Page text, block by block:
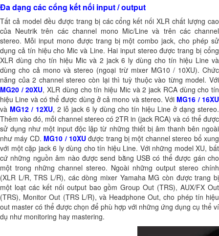
Đa dạng các cổng kết nối input / output
Tất cả model đều được trang bị các cổng kết nối XLR chất lượng cao
của Neutrik trên các channel mono Mic/Line và trên các channel
stereo. Mỗi input mono được trang bị một combo jack, cho phép sử
dụng cả tín hiệu cho Mic và Line. Hai input stereo được trang bị cổng
XLR dùng cho tín hiệu Mic và 2 jack 6 ly dùng cho tín hiệu Line và
dùng cho cả mono và stereo (ngoại trừ mixer MG10 / 10XU). Chức
năng của 2 channel stereo còn lại thì tuỳ thuộc vào từng model. Với
MG20 / 20XU, XLR dùng cho tín hiệu Mic và 2 jack RCA dùng cho tín
hiệu Line và có thể được dùng ở cả mono và stereo. Với MG16 / 16XU
và MG12 / 12XU, 2 lỗ jack 6 ly dùng cho tín hiệu Line ở dạng stereo.
Thêm vào đó, mỗi channel stereo có 2TR in (jack RCA) và có thể được
sử dụng như một input độc lập từ những thiết bị âm thanh bên ngoài
như máy CD. MG10 / 10XUđược trang bị một channel stereo bổ xung
với một cặp jack 6 ly dùng cho tín hiệu Line. Với những model XU, bất
cứ những nguồn âm nào được send bằng USB có thể được gán cho
một trong những channel stereo. Ngoài những output stereo chính
(XLR L/R, TRS L/R), các dòng mixer Yamaha MG còn được trang bị
một loạt các kết nối output bao gồm Group Out (TRS), AUX/FX Out
(TRS), Monitor Out (TRS L/R), và Headphone Out, cho phép tín hiệu
out master có thể được chọn để phù hợp với những ứng dụng cụ thể ví
dụ như monitoring hay mastering.